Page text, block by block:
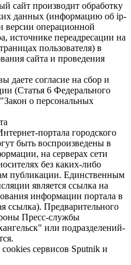
сайт производит обработку
данных (информацию об ip-
версии операционной
источнике переадресации на
пользователя) в
сайта и проведения
даете согласие на сбор и
(Статья 6 Федерального
о персональных
портала городского
быть воспроизведены в
на серверах сети
без каких-либо
публикации. Единственным
является ссылка на
информации портала в
ссылка). Предварительного
Пресс-службы
или подразделений-
сервисов Sputnik и